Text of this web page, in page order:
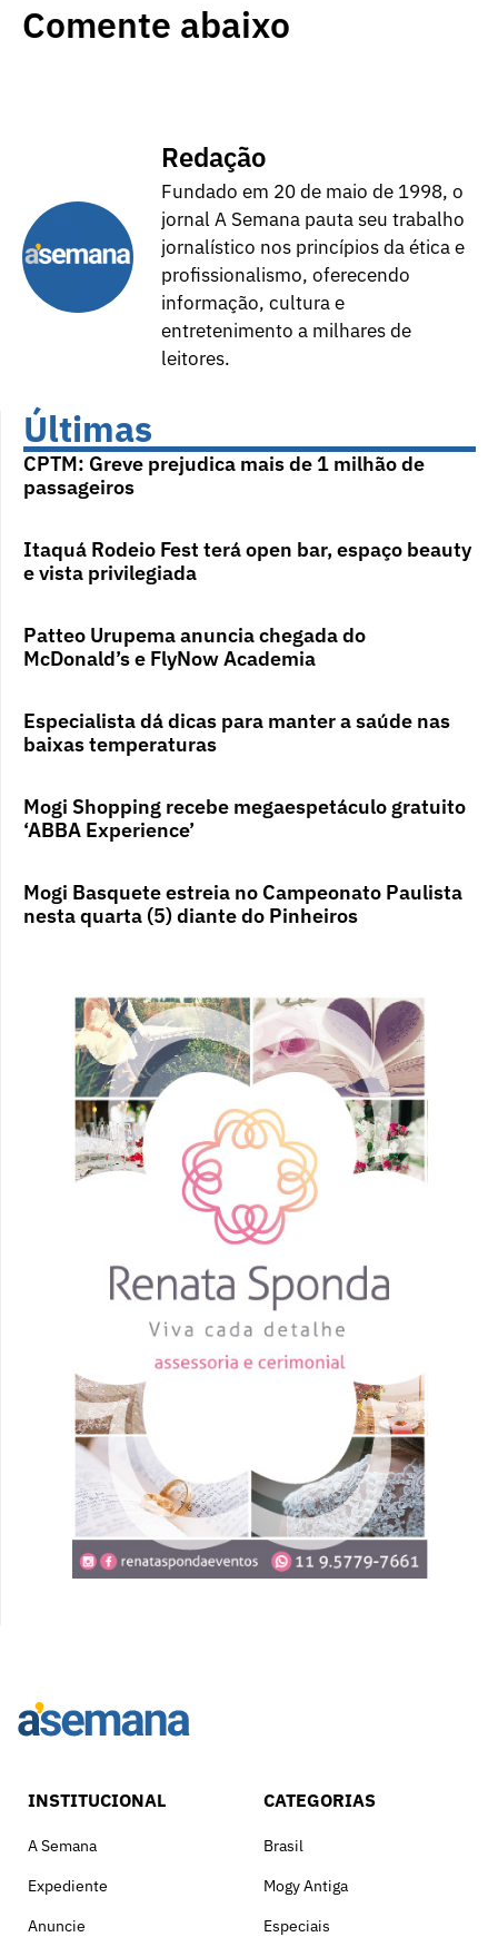
Comente abaixo
Redação
Fundado em 20 de maio de 1998, o
jornal A Semana pauta seu trabalho
jornalístico nos princípios da ética e
profissionalismo, oferecendo
informação, cultura e
entretenimento a milhares de
leitores.
Últimas
CPTM: Greve prejudica mais de 1 milhão de
passageiros
Itaquá Rodeio Fest terá open bar, espaço beauty
e vista privilegiada
Patteo Urupema anuncia chegada do
McDonald’s e FlyNow Academia
Especialista dá dicas para manter a saúde nas
baixas temperaturas
Mogi Shopping recebe megaespetáculo gratuito
‘ABBA Experience’
Mogi Basquete estreia no Campeonato Paulista
nesta quarta (5) diante do Pinheiros
INSTITUCIONAL
A Semana
Expediente
Anuncie
CATEGORIAS
Brasil
Mogy Antiga
Especiais